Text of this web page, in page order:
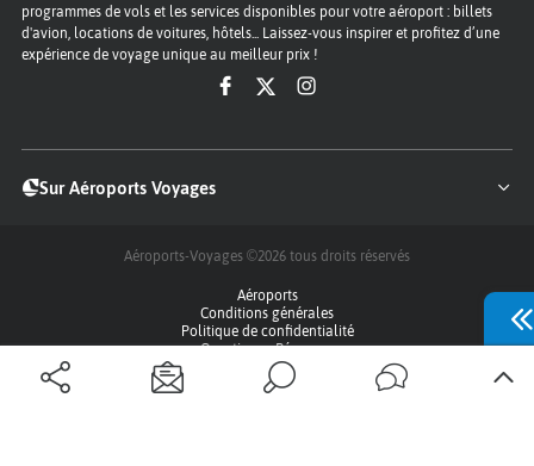
programmes de vols et les services disponibles pour votre aéroport : billets
d'avion, locations de voitures, hôtels... Laissez-vous inspirer et profitez d’une
expérience de voyage unique au meilleur prix !
Sur Aéroports Voyages
Aéroports-Voyages ©2026 tous droits réservés
Aéroports
Conditions générales
Politique de confidentialité
Questions - Réponses
Plan du site
Qui sommes nous ?